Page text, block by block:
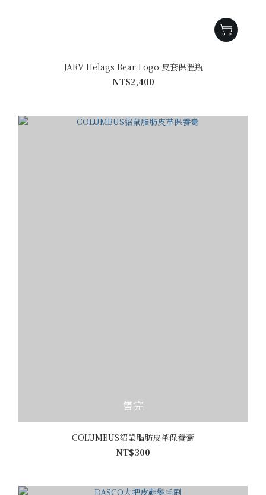
JARV Helags Bear Logo 皮套保溫瓶
NT$2,400
售完
COLUMBUS貂鼠脂肪皮革保養膏
NT$300